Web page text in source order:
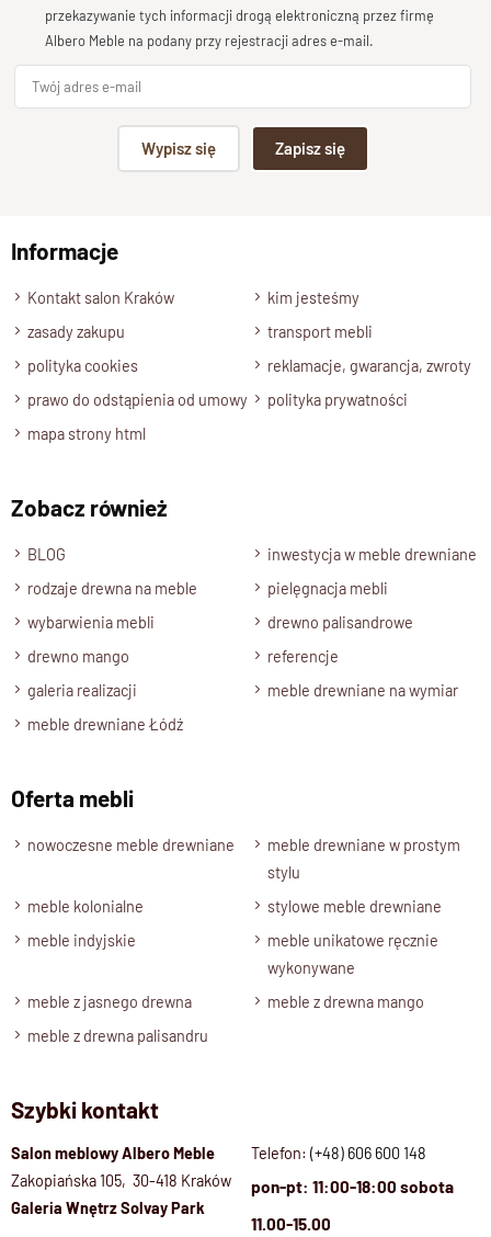
Podpis
Wyślij opinię
przekazywanie tych informacji drogą elektroniczną przez firmę
Albero Meble na podany przy rejestracji adres e-mail.
Wypisz się Zapisz się
Informacje
Kontakt salon Kraków
kim jesteśmy
zasady zakupu
transport mebli
polityka cookies
reklamacje, gwarancja, zwroty
prawo do odstąpienia od umowy
polityka prywatności
mapa strony html
Zobacz również
BLOG
inwestycja w meble drewniane
rodzaje drewna na meble
pielęgnacja mebli
wybarwienia mebli
drewno palisandrowe
drewno mango
referencje
galeria realizacji
meble drewniane na wymiar
meble drewniane Łódź
Oferta mebli
nowoczesne meble drewniane
meble drewniane w prostym
stylu
meble kolonialne
stylowe meble drewniane
meble indyjskie
meble unikatowe ręcznie
wykonywane
meble z jasnego drewna
meble z drewna mango
meble z drewna palisandru
Szybki kontakt
Salon meblowy Albero Meble
Zakopiańska 105, 30-418 Kraków
Galeria Wnętrz Solvay Park
Telefon: (+48) 606 600 148
pon-pt: 11:00-18:00 sobota
11.00-15.00